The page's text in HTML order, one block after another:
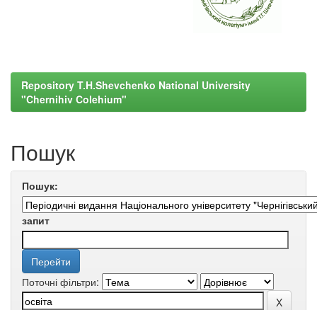
Repository T.H.Shevchenko National University
"Chernihiv Colehium"
Пошук
Пошук:
запит
Поточні фільтри: